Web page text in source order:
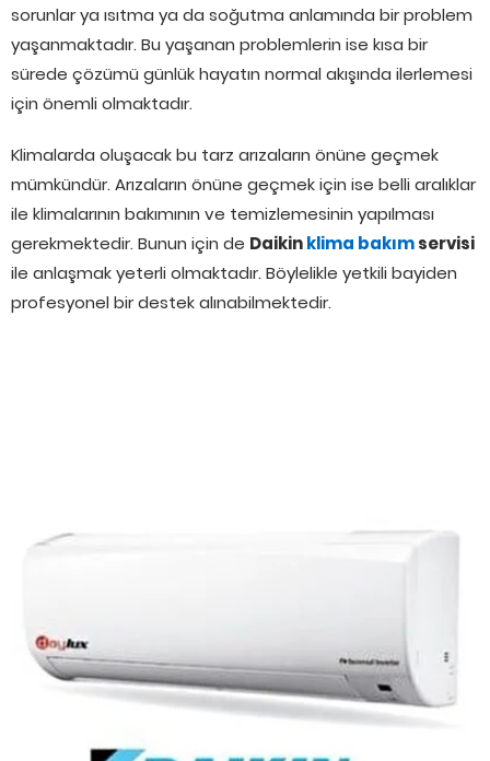
sorunlar ya ısıtma ya da soğutma anlamında bir problem
yaşanmaktadır. Bu yaşanan problemlerin ise kısa bir
sürede çözümü günlük hayatın normal akışında ilerlemesi
için önemli olmaktadır.
Klimalarda oluşacak bu tarz arızaların önüne geçmek
mümkündür. Arızaların önüne geçmek için ise belli aralıklar
ile klimalarının bakımının ve temizlemesinin yapılması
gerekmektedir. Bunun için de Daikinklima bakımservisi
ile anlaşmak yeterli olmaktadır. Böylelikle yetkili bayiden
profesyonel bir destek alınabilmektedir.